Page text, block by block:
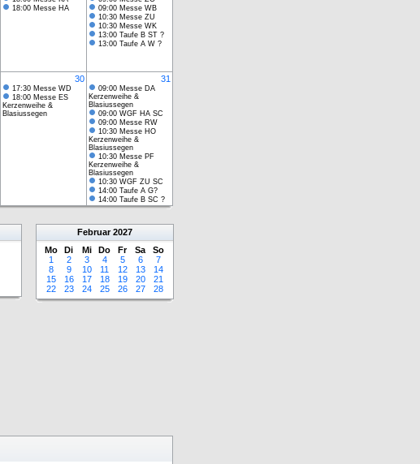
18:00 Messe HA
09:00 Messe WB
10:30 Messe ZU
10:30 Messe WK
13:00 Taufe B ST ?
13:00 Taufe A W ?
30
17:30 Messe WD
18:00 Messe ES
Kerzenweihe &
Blasiussegen
31
09:00 Messe DA
Kerzenweihe &
Blasiussegen
09:00 WGF HA SC
09:00 Messe RW
10:30 Messe HO
Kerzenweihe &
Blasiussegen
10:30 Messe PF
Kerzenweihe &
Blasiussegen
10:30 WGF ZU SC
14:00 Taufe A G?
14:00 Taufe B SC ?
Februar 2027
Mo
Di Mi Do Fr Sa
So
1
2 3 4 5 6
7
8
9 10 11 12 13
14
15
16 17 18 19 20
21
22
23 24 25 26 27 28